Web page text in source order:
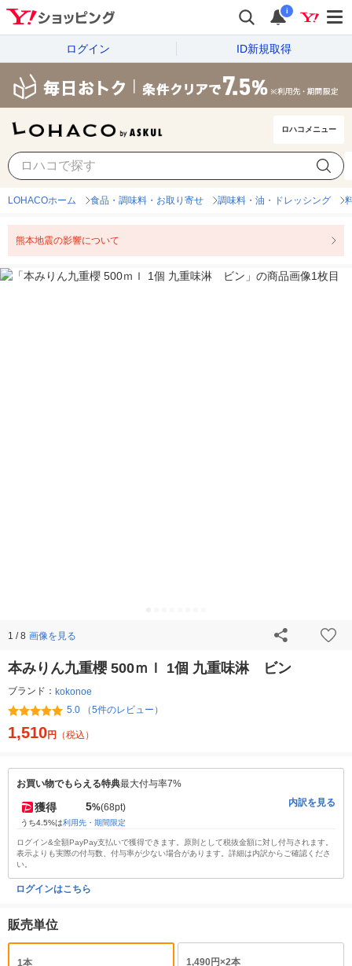
i
ログイン ID新規取得
ロハコメニュー
LOHACOホーム 食品・調味料・お取り寄せ 調味料・油・ドレッシング
熊本地震の影響について
1 / 8 画像を見る
本みりん九重櫻 500ｍｌ 1個 九重味淋 ビン
ブランド： kokonoe
5.0 （5件のレビュー）
1,510円 （税込）
お買い物でもらえる特典最大付与率7%
獲得 5%(68pt)
うち4.5%は利用先・期間限定
内訳を見る
ログイン&全額PayPay支払いで獲得できます。原則として税抜金額に対し付与されます。
表示よりも実際の付与数、付与率が少ない場合があります。詳細は内訳からご確認くださ
い。
ログインはこちら
販売単位
1本
1,490円×2本